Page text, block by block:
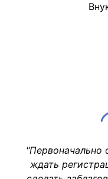
"Первоначально
ждать